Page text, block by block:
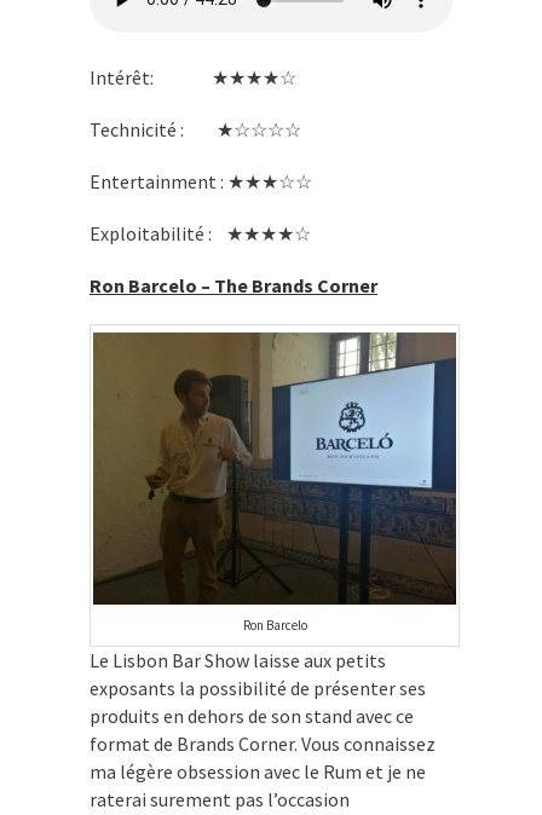
Intérêt: ★★★★☆
Technicité : ★☆☆☆☆
Entertainment : ★★★☆☆
Exploitabilité : ★★★★☆
Ron Barcelo – The Brands Corner
Ron Barcelo
Le Lisbon Bar Show laisse aux petits
exposants la possibilité de présenter ses
produits en dehors de son stand avec ce
format de Brands Corner. Vous connaissez
ma légère obsession avec le Rum et je ne
raterai surement pas l’occasion